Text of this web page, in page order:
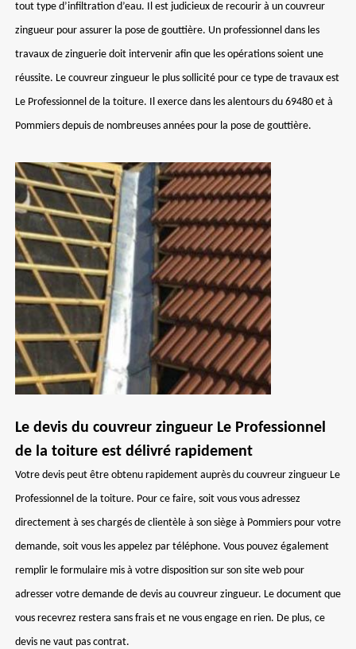
tout type d’infiltration d’eau. Il est judicieux de recourir à un couvreur
zingueur pour assurer la pose de gouttière. Un professionnel dans les
travaux de zinguerie doit intervenir afin que les opérations soient une
réussite. Le couvreur zingueur le plus sollicité pour ce type de travaux est
Le Professionnel de la toiture. Il exerce dans les alentours du 69480 et à
Pommiers depuis de nombreuses années pour la pose de gouttière.
Le devis du couvreur zingueur Le Professionnel
de la toiture est délivré rapidement
Votre devis peut être obtenu rapidement auprès du couvreur zingueur Le
Professionnel de la toiture. Pour ce faire, soit vous vous adressez
directement à ses chargés de clientèle à son siège à Pommiers pour votre
demande, soit vous les appelez par téléphone. Vous pouvez également
remplir le formulaire mis à votre disposition sur son site web pour
adresser votre demande de devis au couvreur zingueur. Le document que
vous recevrez restera sans frais et ne vous engage en rien. De plus, ce
devis ne vaut pas contrat.